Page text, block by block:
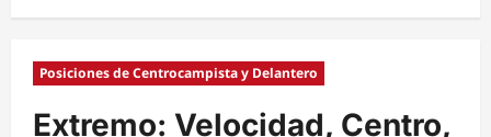
Posiciones de Centrocampista y Delantero
Extremo: Velocidad, Centro,